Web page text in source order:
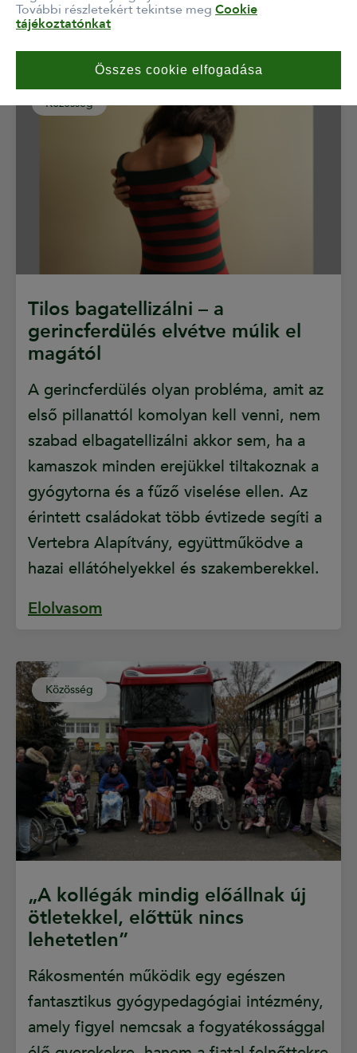
Közösség
Tilos bagatellizálni – a
gerincferdülés elvétve múlik el
magától
A gerincferdülés olyan probléma, amit az
első pillanattól komolyan kell venni, nem
szabad elbagatellizálni akkor sem, ha a
kamaszok minden erejükkel tiltakoznak a
gyógytorna és a fűző viselése ellen. Az
érintett családokat több évtizede segíti a
Vertebra Alapítvány, együttműködve a
hazai ellátóhelyekkel és szakemberekkel.
Elolvasom
Közösség
„A kollégák mindig előállnak új
ötletekkel, előttük nincs
lehetetlen”
Rákosmentén működik egy egészen
fantasztikus gyógypedagógiai intézmény,
amely figyel nemcsak a fogyatékossággal
További részletekért tekintse meg Cookie
tájékoztatónkat
Összes cookie elfogadása